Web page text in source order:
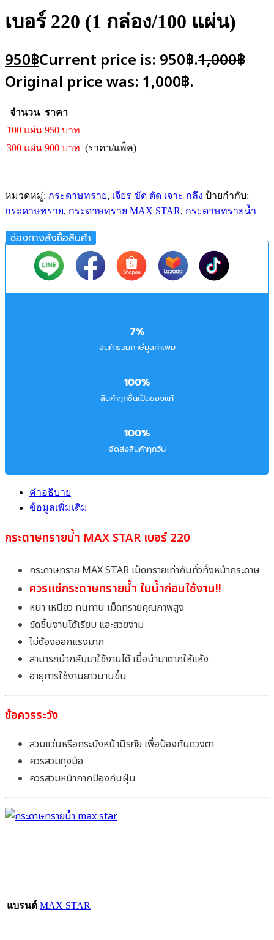
เบอร์ 220 (1 กล่อง/100 แผ่น)
950฿Current price is: 950฿.1,000฿
Original price was: 1,000฿.
จำนวน ราคา
100 แผ่น 950 บาท
300 แผ่น 900 บาท (ราคา/แพ็ค)
หมวดหมู่: กระดาษทราย, เจียร ขัด ตัด เจาะ กลึง ป้ายกำกับ:
กระดาษทราย, กระดาษทราย MAX STAR, กระดาษทรายน้ำ
ช่องทางสั่งซื้อสินค้า
7%
สินค้ารวมภาษีมูลค่าเพิ่ม
100%
สินค้าทุกชิ้นเป็นของแท้
100%
จัดส่งสินค้าทุกวัน
คำอธิบาย
ข้อมูลเพิ่มเติม
กระดาษทรายน้ำ MAX STAR เบอร์ 220
กระดาษทราย MAX STAR เม็ดทรายเท่ากันทั่วทั้งหน้ากระดาษ
ควรแช่กระดาษทรายน้ำ ในน้ำก่อนใช้งาน!!
หนา เหนียว ทนทาน เม็ดทรายคุณภาพสูง
ขัดชิ้นงานได้เรียบ และสวยงาม
ไม่ต้องออกแรงมาก
สามารถนำกลับมาใช้งานได้ เมื่อนำมาตากให้แห้ง
อายุการใช้งานยาวนานขึ้น
ข้อควรระวัง
สวมแว่นหรือกระบังหน้านิรภัย เพื่อป้องกันดวงตา
ควรสวมถุงมือ
ควรสวมหน้ากากป้องกันฝุ่น
แบรนด์ MAX STAR